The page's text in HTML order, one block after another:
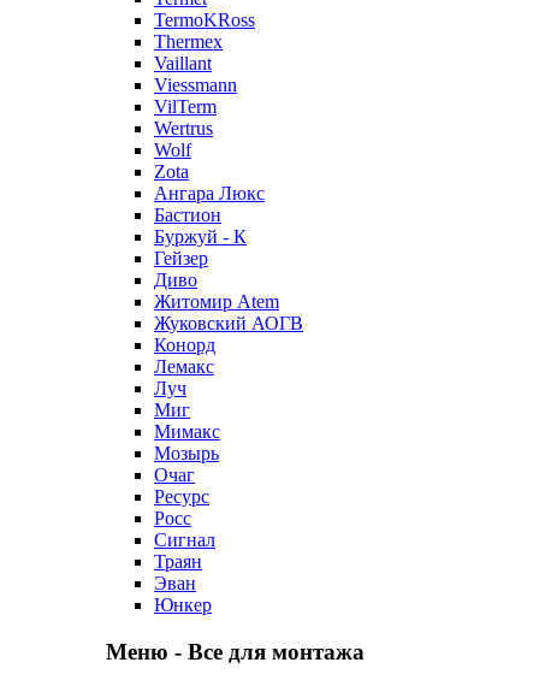
TermoKRoss
Thermex
Vaillant
Viessmann
VilTerm
Wertrus
Wolf
Zota
Ангара Люкс
Бастион
Буржуй - К
Гейзер
Диво
Житомир Аtem
Жуковский АОГВ
Конорд
Лемакс
Луч
Миг
Мимакс
Мозырь
Очаг
Ресурс
Росс
Сигнал
Траян
Эван
Юнкер
Меню - Все для монтажа